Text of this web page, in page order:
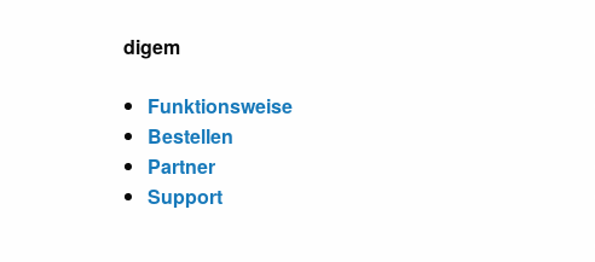
digem
Funktionsweise
Bestellen
Partner
Support